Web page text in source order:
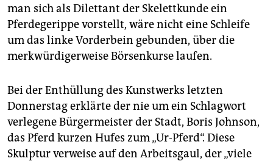
man sich als Dilettant der Skelettkunde ein
Pferdegerippe vorstellt, wäre nicht eine Schleife
um das linke Vorderbein gebunden, über die
merkwürdigerweise Börsenkurse laufen.
Bei der Enthüllung des Kunstwerks letzten
Donnerstag erklärte der nie um ein Schlagwort
verlegene Bürgermeister der Stadt, Boris Johnson,
das Pferd kurzen Hufes zum „Ur-Pferd“. Diese
Skulptur verweise auf den Arbeitsgaul, der „viele